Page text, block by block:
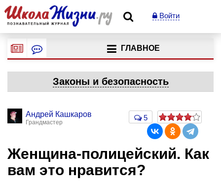
Войти
ГЛАВНОЕ
Законы и безопасность
Андрей Кашкаров
Грандмастер
5
Женщина-полицейский. Как
вам это нравится?